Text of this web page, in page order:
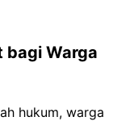
bagi Warga
hukum, warga